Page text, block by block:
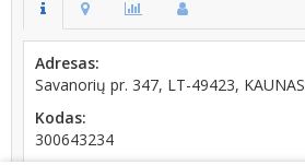
Adresas:
Savanorių pr. 347, LT-49423, KAUNAS
Kodas:
300643234